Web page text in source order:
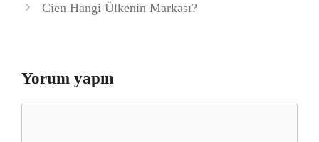
Cien Hangi Ülkenin Markası?
Yorum yapın